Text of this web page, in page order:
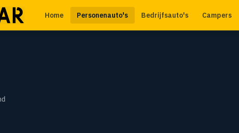
Home Personenauto's Bedrijfsauto's Campers